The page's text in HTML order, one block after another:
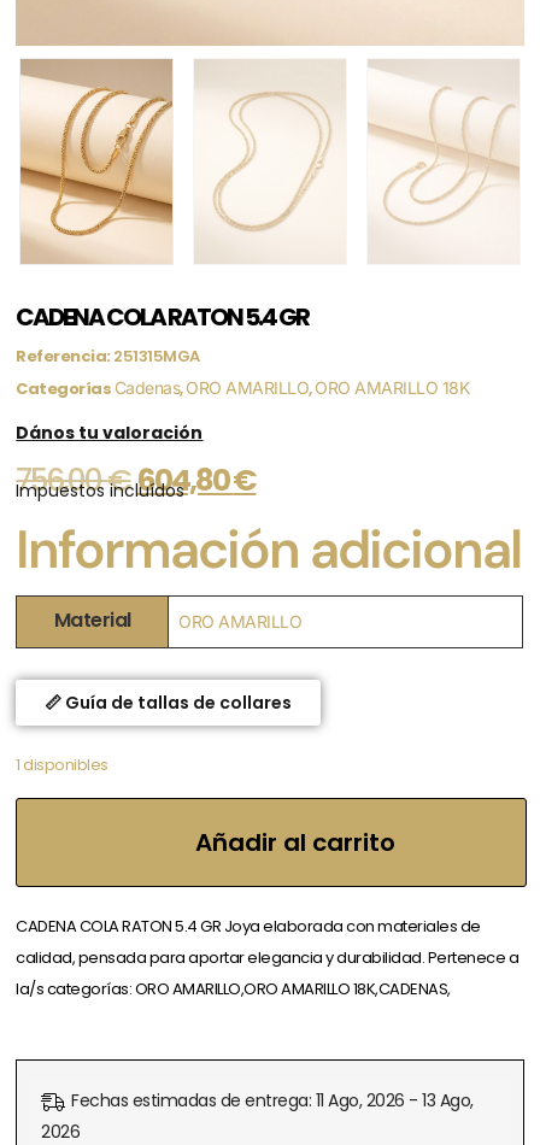
CADENA COLA RATON 5.4 GR
Referencia: 251315MGA
Categorías Cadenas,ORO AMARILLO,ORO AMARILLO 18K
Dános tu valoración
756,00€604,80€
Impuestos incluídos
Información adicional
Material ORO AMARILLO
📏 Guía de tallas de collares
1 disponibles
Añadir al carrito
CADENA COLA RATON 5.4 GR Joya elaborada con materiales de
calidad, pensada para aportar elegancia y durabilidad. Pertenece a
la/s categorías: ORO AMARILLO,ORO AMARILLO 18K,CADENAS,
Fechas estimadas de entrega: 11 Ago, 2026 - 13 Ago,
2026